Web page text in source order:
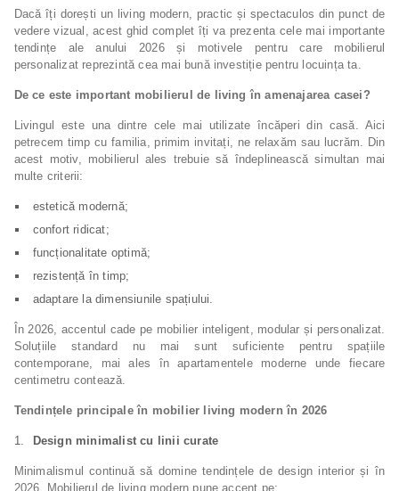
Dacă îți dorești un living modern, practic și spectaculos din punct de
vedere vizual, acest ghid complet îți va prezenta cele mai importante
tendințe ale anului 2026 și motivele pentru care mobilierul
personalizat reprezintă cea mai bună investiție pentru locuința ta.
De ce este important mobilierul de living în amenajarea casei?
Livingul este una dintre cele mai utilizate încăperi din casă. Aici
petrecem timp cu familia, primim invitați, ne relaxăm sau lucrăm. Din
acest motiv, mobilierul ales trebuie să îndeplinească simultan mai
multe criterii:
estetică modernă;
confort ridicat;
funcționalitate optimă;
rezistență în timp;
adaptare la dimensiunile spațiului.
În 2026, accentul cade pe mobilier inteligent, modular și personalizat.
Soluțiile standard nu mai sunt suficiente pentru spațiile
contemporane, mai ales în apartamentele moderne unde fiecare
centimetru contează.
Tendințele principale în mobilier living modern în 2026
Design minimalist cu linii curate
Minimalismul continuă să domine tendințele de design interior și în
2026. Mobilierul de living modern pune accent pe: